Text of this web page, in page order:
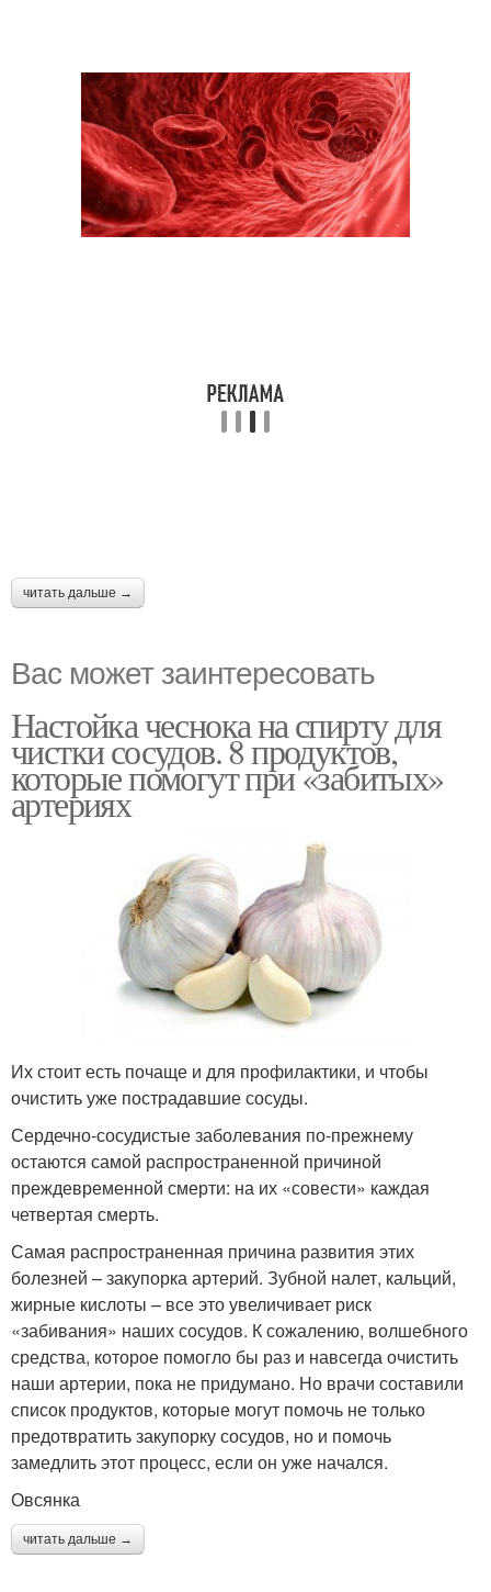
читать дальше →
Вас может заинтересовать
Настойка чеснока на спирту для
чистки сосудов. 8 продуктов,
которые помогут при «забитых»
артериях
Их стоит есть почаще и для профилактики, и чтобы
очистить уже пострадавшие сосуды.
Сердечно-сосудистые заболевания по-прежнему
остаются самой распространенной причиной
преждевременной смерти: на их «совести» каждая
четвертая смерть.
Самая распространенная причина развития этих
болезней – закупорка артерий. Зубной налет, кальций,
жирные кислоты – все это увеличивает риск
«забивания» наших сосудов. К сожалению, волшебного
средства, которое помогло бы раз и навсегда очистить
наши артерии, пока не придумано. Но врачи составили
список продуктов, которые могут помочь не только
предотвратить закупорку сосудов, но и помочь
замедлить этот процесс, если он уже начался.
Овсянка
читать дальше →